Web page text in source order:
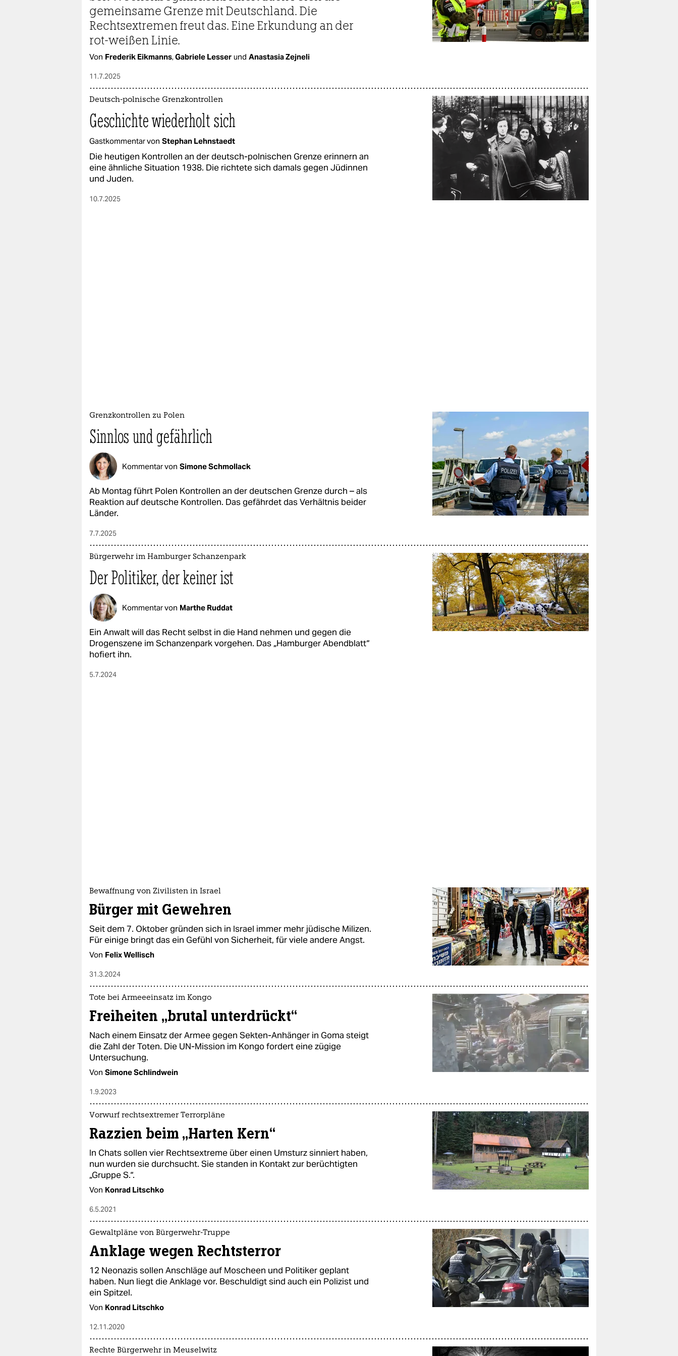
epaper login
gemeinsame Grenze mit Deutschland. Die
Rechtsextremen freut das. Eine Erkundung an der
rot-weißen Linie.
Von Frederik Eikmanns,Gabriele Lesser und Anastasia Zejneli
11.7.2025
Deutsch-polnische Grenzkontrollen
Geschichte wiederholt sich
Gastkommentar von Stephan Lehnstaedt
Die heutigen Kontrollen an der deutsch-polnischen Grenze erinnern an
eine ähnliche Situation 1938. Die richtete sich damals gegen Jüdinnen
und Juden.
10.7.2025
Grenzkontrollen zu Polen
Sinnlos und gefährlich
Kommentar von Simone Schmollack
Ab Montag führt Polen Kontrollen an der deutschen Grenze durch – als
Reaktion auf deutsche Kontrollen. Das gefährdet das Verhältnis beider
Länder.
7.7.2025
Bürgerwehr im Hamburger Schanzenpark
Der Politiker, der keiner ist
Kommentar von Marthe Ruddat
Ein Anwalt will das Recht selbst in die Hand nehmen und gegen die
Drogenszene im Schanzenpark vorgehen. Das „Hamburger Abendblatt“
hofiert ihn.
5.7.2024
Bewaffnung von Zivilisten in Israel
Bürger mit Gewehren
Seit dem 7. Oktober gründen sich in Israel immer mehr jüdische Milizen.
Für einige bringt das ein Gefühl von Sicherheit, für viele andere Angst.
Von Felix Wellisch
31.3.2024
Tote bei Armeeeinsatz im Kongo
Freiheiten „brutal unterdrückt“
Nach einem Einsatz der Armee gegen Sekten-Anhänger in Goma steigt
die Zahl der Toten. Die UN-Mission im Kongo fordert eine zügige
Untersuchung.
Von Simone Schlindwein
1.9.2023
Vorwurf rechtsextremer Terrorpläne
Razzien beim „Harten Kern“
In Chats sollen vier Rechtsextreme über einen Umsturz sinniert haben,
nun wurden sie durchsucht. Sie standen in Kontakt zur berüchtigten
„Gruppe S.“.
Von Konrad Litschko
6.5.2021
Gewaltpläne von Bürgerwehr-Truppe
Anklage wegen Rechtsterror
12 Neonazis sollen Anschläge auf Moscheen und Politiker geplant
haben. Nun liegt die Anklage vor. Beschuldigt sind auch ein Polizist und
ein Spitzel.
Von Konrad Litschko
12.11.2020
Rechte Bürgerwehr in Meuselwitz